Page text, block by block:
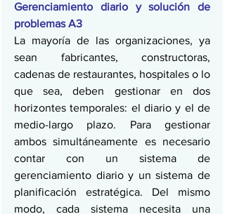
Gerenciamiento diario y solución de
problemas A3
La mayoría de las organizaciones, ya
sean fabricantes, constructoras,
cadenas de restaurantes, hospitales o lo
que sea, deben gestionar en dos
horizontes temporales: el diario y el de
medio-largo plazo. Para gestionar
ambos simultáneamente es necesario
contar con un sistema de
gerenciamiento diario y un sistema de
planificación estratégica. Del mismo
modo, cada sistema necesita una